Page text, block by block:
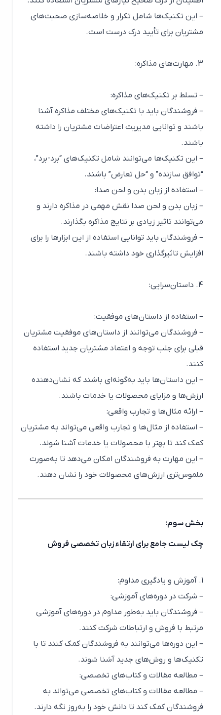
– این تکنیک‌ها شامل تکرار و خلاصه‌سازی صحبت‌های
مشتریان برای تأیید درک درست است.
– تسلط بر تکنیک‌های مذاکره:
– فروشندگان باید با تکنیک‌های مختلف مذاکره آشنا
باشند و توانایی مدیریت اعتراضات مشتریان را داشته
باشند.
– این تکنیک‌ها می‌توانند شامل تکنیک‌های “برد-برد”،
“توافق سازنده” و “حل تعارض” باشند.
– استفاده از زبان بدن و لحن صدا:
– زبان بدن و لحن صدا نقش مهمی در مذاکره دارند و
می‌توانند تاثیر زیادی بر نتایج مذاکره بگذارند.
– فروشندگان باید توانایی استفاده از این ابزارها را برای
افزایش تاثیرگذاری خود داشته باشند.
– استفاده از داستان‌های موفقیت:
– فروشندگان می‌توانند از داستان‌های موفقیت مشتریان
قبلی برای جلب توجه و اعتماد مشتریان جدید استفاده
کنند.
– این داستان‌ها باید به‌گونه‌ای باشند که نشان‌دهنده
ارزش‌ها و مزایای محصولات یا خدمات باشند.
– ارائه مثال‌ها و تجارب واقعی:
– استفاده از مثال‌ها و تجارب واقعی می‌تواند به مشتریان
کمک کند تا بهتر با محصولات یا خدمات آشنا شوند.
– این مهارت به فروشندگان امکان می‌دهد تا به‌صورت
ملموس‌تری ارزش‌های محصولات خود را نشان دهند.
بخش سوم:
چک لیست جامع برای ارتقاء زبان تخصصی فروش
– شرکت در دوره‌های آموزشی:
– فروشندگان باید به‌طور مداوم در دوره‌های آموزشی
مرتبط با فروش و ارتباطات شرکت کنند.
– این دوره‌ها می‌توانند به فروشندگان کمک کنند تا با
تکنیک‌ها و روش‌های جدید آشنا شوند.
– مطالعه مقالات و کتاب‌های تخصصی:
– مطالعه مقالات و کتاب‌های تخصصی می‌تواند به
فروشندگان کمک کند تا دانش خود را به‌روز نگه دارند.